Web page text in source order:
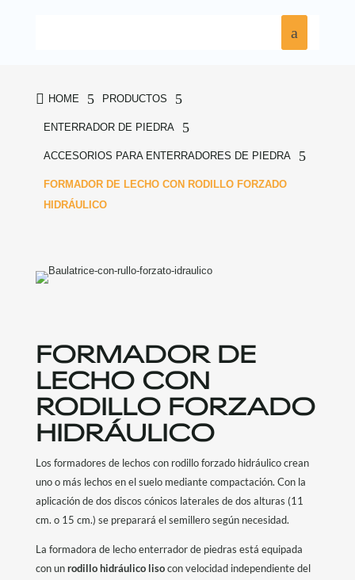
 HOME 5 PRODUCTOS 5
ENTERRADOR DE PIEDRA 5
ACCESORIOS PARA ENTERRADORES DE PIEDRA 5
FORMADOR DE LECHO CON RODILLO FORZADO
HIDRÁULICO
FORMADOR DE
LECHO CON
RODILLO FORZADO
HIDRÁULICO
Los formadores de lechos con rodillo forzado hidráulico crean
uno o más lechos en el suelo mediante compactación. Con la
aplicación de dos discos cónicos laterales de dos alturas (11
cm. o 15 cm.) se preparará el semillero según necesidad.
La formadora de lecho enterrador de piedras está equipada
con unrodillo hidráulico lisocon velocidad independiente del